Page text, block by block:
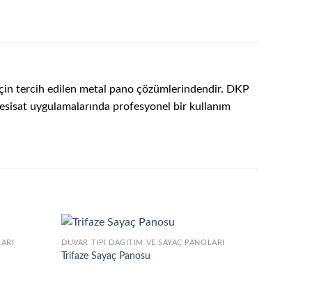
tercih edilen metal pano çözümlerindendir. DKP
uygulamalarında profesyonel bir kullanım
DUVAR TIPI DAĞITIM VE SAYAÇ PANOLARI
Trifaze Sayaç Panosu